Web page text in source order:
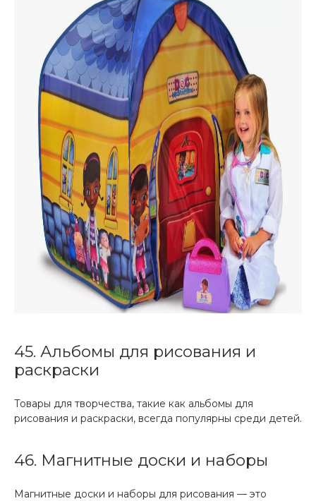
45. Альбомы для рисования и
раскраски
Товары для творчества, такие как альбомы для
рисования и раскраски, всегда популярны среди детей.
46. Магнитные доски и наборы
Магнитные доски и наборы для рисования — это